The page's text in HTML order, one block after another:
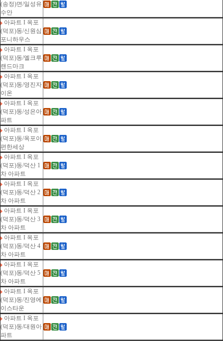
(송정)면/일성유
수안
아파트 I 옥포
(덕포)동/신원심
포니하우스
아파트 I 옥포
(덕포)동/엘크루
랜드마크
아파트 I 옥포
(덕포)동/영진자
이온
아파트 I 옥포
(덕포)동/성은아
파트
아파트 I 옥포
(덕포)동/옥포이
편한세상
아파트 I 옥포
(덕포)동/덕산 1
차 아파트
아파트 I 옥포
(덕포)동/덕산 2
차 아파트
아파트 I 옥포
(덕포)동/덕산 3
차 아파트
아파트 I 옥포
(덕포)동/덕산 4
차 아파트
아파트 I 옥포
(덕포)동/덕산 5
차 아파트
아파트 I 옥포
(덕포)동/진영에
이스타운
아파트 I 옥포
(덕포)동/대원아
파트